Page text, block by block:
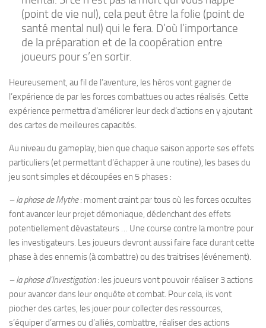
(point de vie nul), cela peut être la folie (point de
santé mental nul) qui le fera. D’où l’importance
de la préparation et de la coopération entre
joueurs pour s’en sortir.
Heureusement, au fil de l’aventure, les héros vont gagner de
l’expérience de par les forces combattues ou actes réalisés. Cette
expérience permettra d’améliorer leur deck d’actions en y ajoutant
des cartes de meilleures capacités.
Au niveau du gameplay, bien que chaque saison apporte ses effets
particuliers (et permettant d’échapper à une routine), les bases du
jeu sont simples et découpées en 5 phases :
– la phase de Mythe: moment craint par tous où les forces occultes
font avancer leur projet démoniaque, déclenchant des effets
potentiellement dévastateurs … Une course contre la montre pour
les investigateurs. Les joueurs devront aussi faire face durant cette
phase à des ennemis (à combattre) ou des traitrises (événement).
– la phase d’Investigation: les joueurs vont pouvoir réaliser 3 actions
pour avancer dans leur enquête et combat. Pour cela, ils vont
piocher des cartes, les jouer pour collecter des ressources,
s’équiper d’armes ou d’alliés, combattre, réaliser des actions